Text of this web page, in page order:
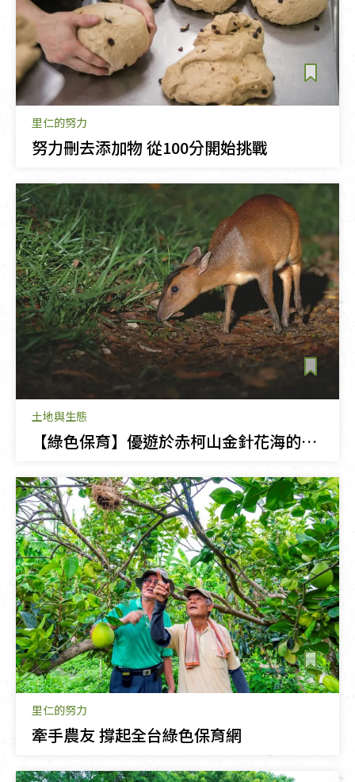
里仁的努力
努力刪去添加物 從100分開始挑戰
土地與生態
【綠色保育】優遊於赤柯山金針花海的山羌
里仁的努力
牽手農友 撐起全台綠色保育網